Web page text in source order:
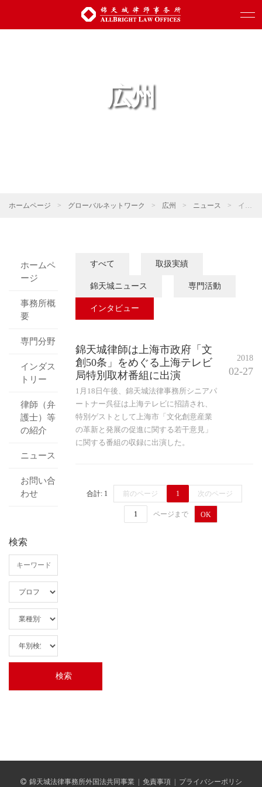
広州
ホームページ > グローバルネットワーク > 広州 > ニュース > インタビュー
ホームペ
ージ
事務所概
要
専門分野
インダス
トリー
律師（弁
護士）等
の紹介
ニュース
お問い合
わせ
検索
すべて 取扱実績
錦天城ニュース 専門活動
インタビュー
錦天城律師は上海市政府「文
創50条」をめぐる上海テレビ
局特別取材番組に出演
1月18日午後、錦天城法律事務所シニアパ
ートナー呉征は上海テレビに招請され、
特別ゲストとして上海市「文化創意産業
の革新と発展の促進に関する若干意見」
に関する番組の収録に出演した。
2018
02-27
合計: 1 前のページ 1 次のページ
ページまで OK
錦天城法律事務所外国法共同事業 免責事項 プライバシーポリシ